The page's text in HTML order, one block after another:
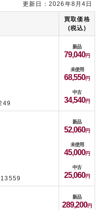
買取価格
(税込)
新品
79,040
未使用
68,550
中古
34,540
新品
52,060
未使用
45,000
中古
25,060
新品
289,200
更新日：2026年8月4日